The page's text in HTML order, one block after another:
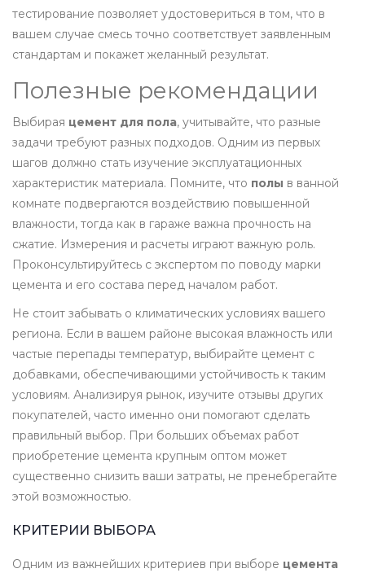
тестирование позволяет удостовериться в том, что в
вашем случае смесь точно соответствует заявленным
стандартам и покажет желанный результат.
Полезные рекомендации
Выбирая цемент для пола, учитывайте, что разные
задачи требуют разных подходов. Одним из первых
шагов должно стать изучение эксплуатационных
характеристик материала. Помните, что полы в ванной
комнате подвергаются воздействию повышенной
влажности, тогда как в гараже важна прочность на
сжатие. Измерения и расчеты играют важную роль.
Проконсультируйтесь с экспертом по поводу марки
цемента и его состава перед началом работ.
Не стоит забывать о климатических условиях вашего
региона. Если в вашем районе высокая влажность или
частые перепады температур, выбирайте цемент с
добавками, обеспечивающими устойчивость к таким
условиям. Анализируя рынок, изучите отзывы других
покупателей, часто именно они помогают сделать
правильный выбор. При больших объемах работ
приобретение цемента крупным оптом может
существенно снизить ваши затраты, не пренебрегайте
этой возможностью.
КРИТЕРИИ ВЫБОРА
Одним из важнейших критериев при выборе цемента